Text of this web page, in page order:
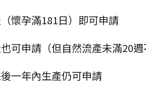
懷孕滿181日）即可申請
可申請（但自然流產未滿20週
一年內生產仍可申請